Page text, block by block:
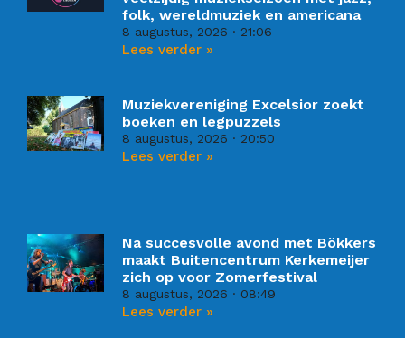
folk, wereldmuziek en americana
8 augustus, 2026 21:06
Lees verder »
Muziekvereniging Excelsior zoekt
boeken en legpuzzels
8 augustus, 2026 20:50
Lees verder »
Na succesvolle avond met Bökkers
maakt Buitencentrum Kerkemeijer
zich op voor Zomerfestival
8 augustus, 2026 08:49
Lees verder »